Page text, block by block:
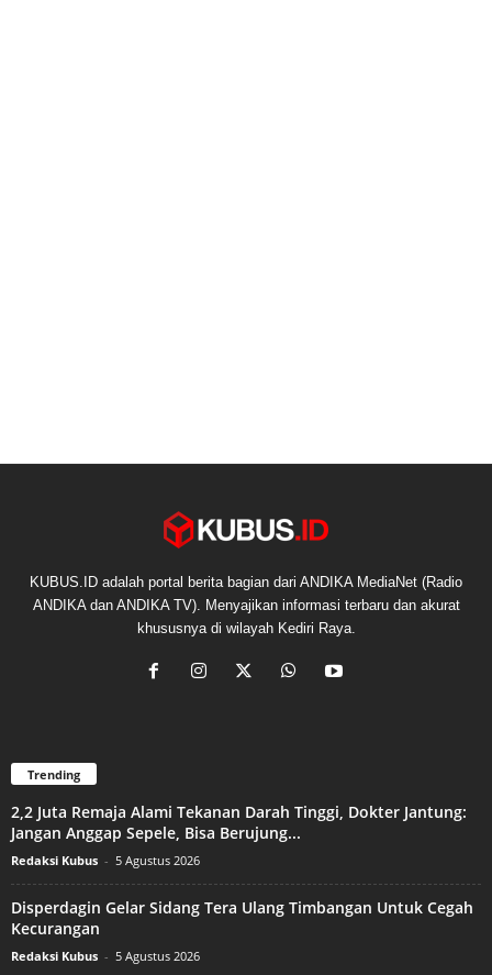
KUBUS.ID adalah portal berita bagian dari ANDIKA MediaNet (Radio
ANDIKA dan ANDIKA TV). Menyajikan informasi terbaru dan akurat
khususnya di wilayah Kediri Raya.
Trending
2,2 Juta Remaja Alami Tekanan Darah Tinggi, Dokter Jantung:
Jangan Anggap Sepele, Bisa Berujung...
Redaksi Kubus - 5 Agustus 2026
Disperdagin Gelar Sidang Tera Ulang Timbangan Untuk Cegah
Kecurangan
Redaksi Kubus - 5 Agustus 2026